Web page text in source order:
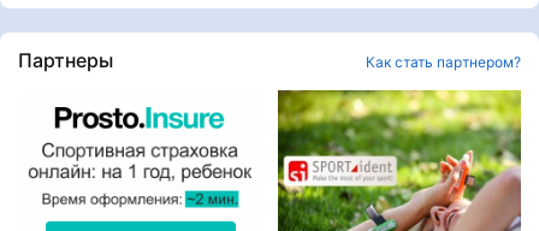
Партнеры Как стать партнером?